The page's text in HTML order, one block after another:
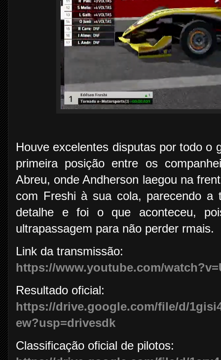
Houve excelentes disputas por todo o
primeira posição entre os
Abreu, onde Andherson laegou na
com Freshi à sua cola, parecendo a
detalhe e foi o que aconteceu,
ultrapassagem para não perder rmais.
Link da transmissão:
https://www.youtube.com/
Resultado oficial:
https://drive.google.com/file/d/
ew?usp=drivesdk
Classificação oficial de pilotos: